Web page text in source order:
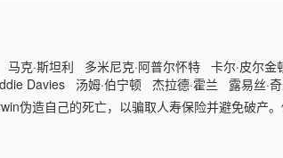
克·斯坦利 多米尼克·阿普尔怀特 卡尔·皮尔
Davies 汤姆·伯宁顿 杰拉德·霍兰 露易丝·
瑞娜·费尔南德斯 Mariana Norton Ellis Jones
Camp
伪造自己的死亡，以骗取人寿保险并避免破产
独自去乘皮划艇时失踪，并得到超过25万英镑保险